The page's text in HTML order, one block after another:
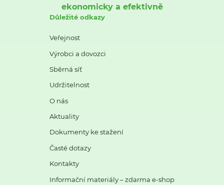
ekonomicky a efektivně
Důležité odkazy
Veřejnost
Výrobci a dovozci
Sběrná síť
Udržitelnost
O nás
Aktuality
Dokumenty ke stažení
Časté dotazy
Kontakty
Informační materiály – zdarma e-shop